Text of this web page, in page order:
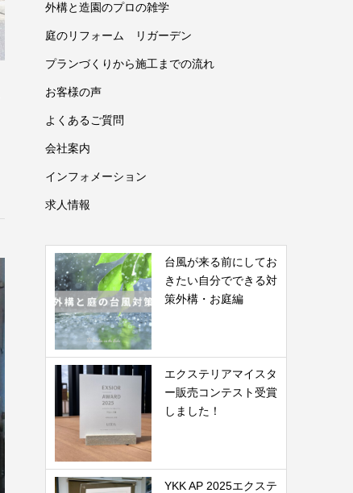
外構と造園のプロの雑学
庭のリフォーム リガーデン
プランづくりから施工までの流れ
お客様の声
よくあるご質問
会社案内
インフォメーション
求人情報
台風が来る前にしてお
きたい自分でできる対
策外構・お庭編
エクステリアマイスタ
ー販売コンテスト受賞
しました！
YKK AP 2025エクステ